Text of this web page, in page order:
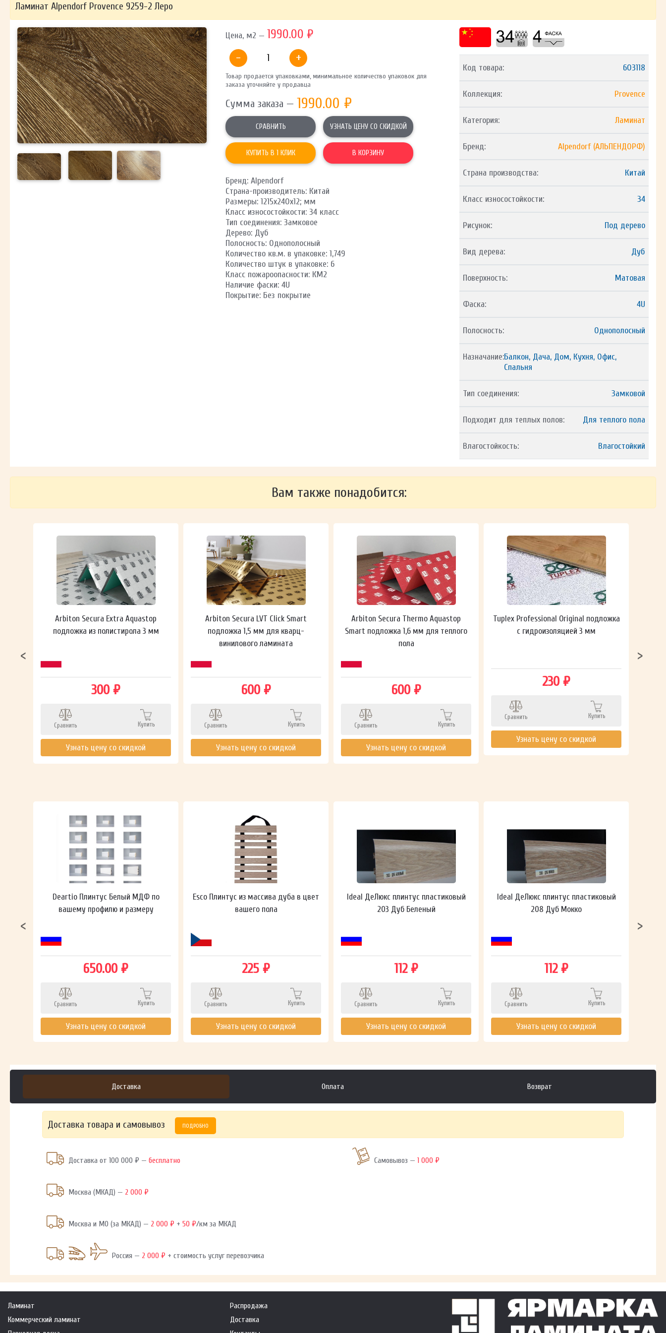
ОТПРАВИТЬ
Ваши данные не будут переданы третьим лицам
Ламинат Alpendorf Provence 9259-2 Леро
Цена, м2 — 1990.00 ₽
-
+
Товар продается упаковками, минимальное количество упаковок для
заказа уточняйте у продавца
Сумма заказа — 1990.00 ₽
СРАВНИТЬ УЗНАТЬ ЦЕНУ СО СКИДКОЙ
КУПИТЬ В 1 КЛИК В КОРЗИНУ
Бренд: Alpendorf
Страна-производитель: Китай
Размеры: 1215х240х12; мм
Класс износостойкости: 34 класс
Тип соединения: Замковое
Дерево: Дуб
Полосность: Однополосный
Количество кв.м. в упаковке: 1,749
Количество штук в упаковке: 6
Класс пожароопасности: КМ2
Наличие фаски: 4U
Покрытие: Без покрытие
Код товара: 603118
Коллекция: Provence
Категория: Ламинат
Бренд: Alpendorf (АЛЬПЕНДОРФ)
Страна производства: Китай
Класс износостойкости: 34
Рисунок: Под дерево
Вид дерева: Дуб
Поверхность: Матовая
Фаска: 4U
Полосность: Однополосный
Назначание:Балкон, Дача, Дом, Кухня, Офис,
Спальня
Тип соединения: Замковой
Подходит для теплых полов: Для теплого пола
Влагостойкость: Влагостойкий
Вам также понадобится:
Arbiton Secura Extra Aquastop
подложка из полистирола 3 мм
300 ₽
Сравнить Купить
Узнать цену со скидкой
Arbiton Secura LVT Click Smart
подложка 1,5 мм для кварц-
винилового ламината
600 ₽
Сравнить Купить
Узнать цену со скидкой
Arbiton Secura Thermo Aquastop
Smart подложка 1,6 мм для теплого
пола
600 ₽
Сравнить Купить
Узнать цену со скидкой
Tuplex Professional Original подложка
с гидроизоляцией 3 мм
230 ₽
Сравнить Купить
Узнать цену со скидкой
Deartio Плинтус Белый МДФ по
вашему профилю и размеру
650.00 ₽
Сравнить Купить
Узнать цену со скидкой
Esco Плинтус из массива дуба в цвет
вашего пола
225 ₽
Сравнить Купить
Узнать цену со скидкой
Ideal ДеЛюкс плинтус пластиковый
203 Дуб Беленый
112 ₽
Сравнить Купить
Узнать цену со скидкой
Ideal ДеЛюкс плинтус пластиковый
208 Дуб Мокко
112 ₽
Сравнить Купить
Узнать цену со скидкой
Доставка Оплата Возврат
Доставка товара и самовывоз ПОДРОБНО
Доставка от 100 000 ₽ —бесплатно
Москва (МКАД) — 2 000 ₽
Москва и МО (за МКАД) — 2 000 ₽ +50 ₽/км за МКАД
Россия — 2 000 ₽ + стоимость услуг перевозчика
Самовывоз —1 000 ₽
Ламинат
Коммерческий ламинат
Распродажа
Доставка